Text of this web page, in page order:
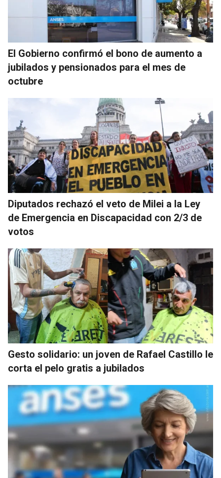
El Gobierno confirmó el bono de aumento a
jubilados y pensionados para el mes de
octubre
Diputados rechazó el veto de Milei a la Ley
de Emergencia en Discapacidad con 2/3 de
votos
Gesto solidario: un joven de Rafael Castillo le
corta el pelo gratis a jubilados